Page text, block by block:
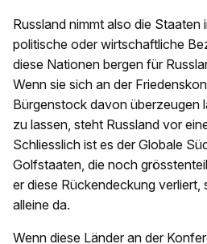
Russland nimmt also die Staaten
politische oder wirtschaftliche
diese Nationen bergen für
Wenn sie sich an der
Bürgenstock davon überzeugen
zu lassen, steht Russland vor
Schliesslich ist es der Globale
Golfstaaten, die noch
er diese Rückendeckung verliert,
alleine da.
Wenn diese Länder an der